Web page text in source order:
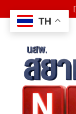
to
content
TH